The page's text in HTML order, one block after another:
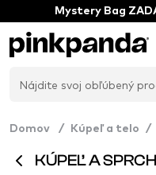
Mystery Bag
Domov / Kúpeľ a telo /
KÚPEĽ A